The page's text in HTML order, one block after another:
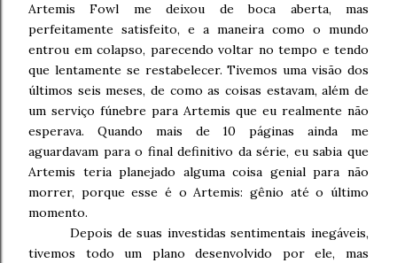
Artemis Fowl me deixou de boca aberta, mas
perfeitamente satisfeito, e a maneira como o mundo
entrou em colapso, parecendo voltar no tempo e tendo
que lentamente se restabelecer. Tivemos uma visão dos
últimos seis meses, de como as coisas estavam, além de
um serviço fúnebre para Artemis que eu realmente não
esperava. Quando mais de 10 páginas ainda me
aguardavam para o final definitivo da série, eu sabia que
Artemis teria planejado alguma coisa genial para não
morrer, porque esse é o Artemis: gênio até o último
momento.
Depois de suas investidas sentimentais inegáveis,
tivemos todo um plano desenvolvido por ele, mas